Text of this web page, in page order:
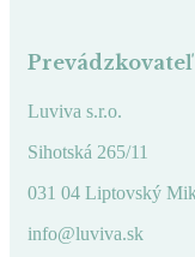
Prevádzkovateľ
Luviva s.r.o.
Sihotská 265/11
031 04 Liptovský
info@luviva.sk